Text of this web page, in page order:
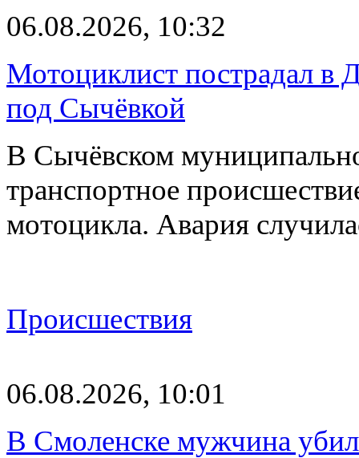
06.08.2026, 10:32
Мотоциклист пострадал в
под Сычёвкой
В Сычёвском
транспортное
мотоцикла. Авария
Происшествия
06.08.2026, 10:01
В Смоленске мужчина